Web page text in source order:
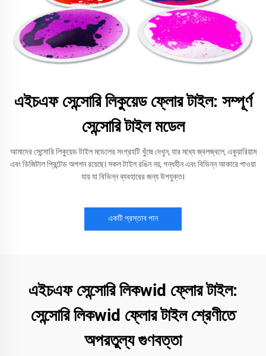
এইচএফ সেন্সোরি লিকুয়েড ফ্লোর টাইল: সম্পূর্ণ
সেন্সোরি টাইল মডেল
আমাদের সেন্সোরি লিকুয়েড টাইল মডেলের সংগ্রহটি খুঁজে দেখুন, যার মধ্যে জ্বলজ্বলে, একুয়ারিয়াম
এবং ডিজিটাল প্রিন্টেড অপশন রয়েছে। সকল টাইল রঙিন নয়, গন্ধহীন এবং বিভিন্ন আকারে পাওয়া
যায় যা বিভিন্ন ব্যবহারের জন্য উপযুক্ত।
একটি প্রস্তাব পান
এইচএফ সেন্সোরি লিকwid ফ্লোর টাইল:
সেন্সোরি লিকwid ফ্লোর টাইল শ্রেণীতে
অপরতুল্য গুণবত্তা